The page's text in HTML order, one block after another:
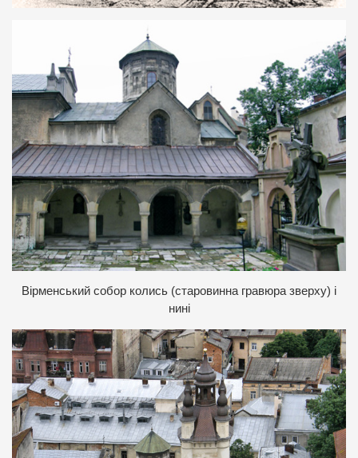
Вірменський собор колись (старовинна гравюра зверху) і
нині